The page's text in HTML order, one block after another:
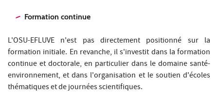
Formation continue
L'OSU-EFLUVE n'est pas directement positionné sur la
formation initiale. En revanche, il s'investit dans la formation
continue et doctorale, en particulier dans le domaine santé-
environnement, et dans l'organisation et le soutien d'écoles
thématiques et de journées scientifiques.